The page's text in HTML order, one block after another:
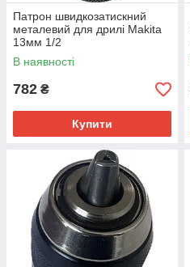
Патрон швидкозатискний
металевий для дрилі Makita
13мм 1/2
В наявності
782 ₴
Купити